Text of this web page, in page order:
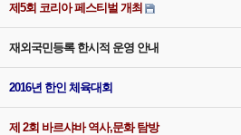
제5회 코리아 페스티벌 개최
재외국민등록 한시적 운영 안내
2016년 한인 체육대회
제 2회 바르샤바 역사,문화 탐방